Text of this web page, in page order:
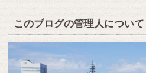
このブログの管理人について